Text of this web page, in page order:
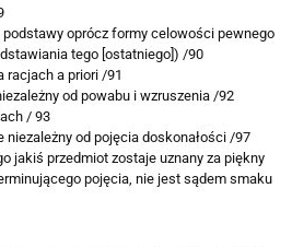
oprócz formy celowości pewnego
tego [ostatniego]) /90
racjach a priori /91
od powabu i wzruszenia /92
/ 93
niezależny od pojęcia doskonałości /97
jakiś przedmiot zostaje uznany za piękny
pojęcia, nie jest sądem smaku